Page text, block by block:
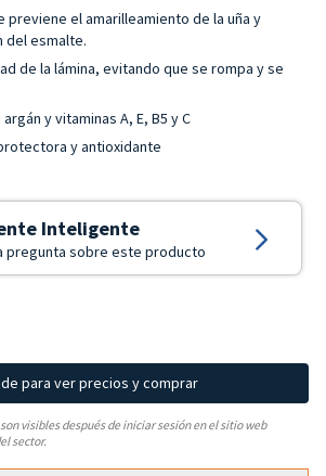
previene el amarilleamiento de la uña y
del esmalte.
de la lámina, evitando que se rompa y se
y vitaminas A, E, B5 y C
y antioxidante
Inteligente
pregunta sobre este producto
para ver precios y comprar
visibles después de iniciar sesión en el sitio web
sector.